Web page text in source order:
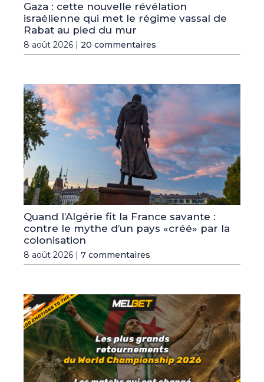
Gaza : cette nouvelle révélation
israélienne qui met le régime vassal de
Rabat au pied du mur
8 août 2026 | 20 commentaires
Quand l’Algérie fit la France savante :
contre le mythe d’un pays «créé» par la
colonisation
8 août 2026 | 7 commentaires